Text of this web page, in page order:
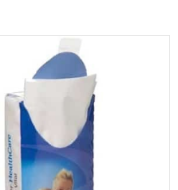
è un box per 80 fazzolettini
velo ed è in cartoncino
In "altre viste" è
vedere alcuni e